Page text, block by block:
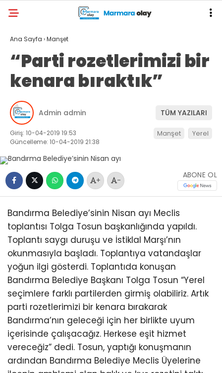
Ana Sayfa ›Manşet
“Parti rozetlerimizi bir
kenara bıraktık”
Admin admin TÜM YAZILARI
Giriş: 10-04-2019 19:53
Güncelleme: 10-04-2019 21:38
Manşet Yerel
+ -
ABONE OL
Bandırma Belediye’sinin Nisan ayı Meclis
toplantısı Tolga Tosun başkanlığında yapıldı.
Toplantı saygı duruşu ve İstiklal Marşı’nın
okunmasıyla başladı. Toplantıya vatandaşlar
yoğun ilgi gösterdi. Toplantıda konuşan
Bandırma Belediye Başkanı Tolga Tosun “Yerel
seçimlere farklı partilerden girmiş olabiliriz. Artık
parti rozetlerimizi bir kenara bırakarak
Bandırma’nın geleceği için her birlikte uyum
içerisinde çalışacağız. Herkese eşit hizmet
vereceğiz” dedi. Tosun, yaptığı konuşmanın
ardından Bandırma Belediye Meclis Üyelerine